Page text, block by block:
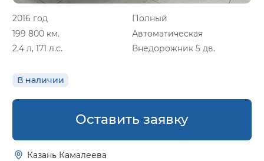
2016 год
Полный
199 800 км.
Автоматическая
2.4 л, 171 л.с.
Внедорожник 5 дв.
В наличии
Оставить заявку
Казань Камалеева